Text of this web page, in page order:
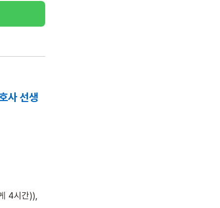
사 선생
4시간)),